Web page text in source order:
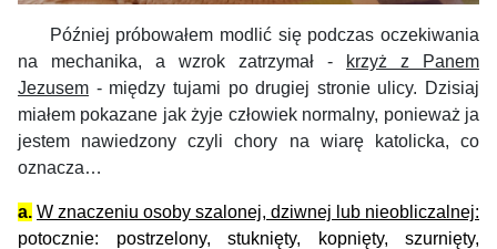
Później próbowałem modlić się podczas oczekiwania
na mechanika, a wzrok zatrzymał -
krzyż z Panem
Jezusem - między tujami po drugiej stronie ulicy. Dzisiaj
miałem pokazane jak żyje człowiek normalny, ponieważ ja
jestem nawiedzony czyli chory na wiarę katolicka, co
oznacza…
a. W znaczeniu osoby szalonej, dziwnej lub nieobliczalnej:
potocznie: postrzelony, stuknięty, kopnięty, szurnięty,